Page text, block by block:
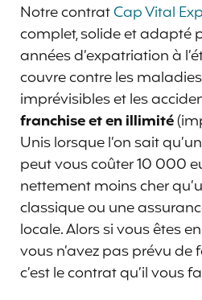
Notre contratCap Vital
complet, solide et adapté
années d’expatriation à
couvre contre les
imprévisibles et les
franchise et en illimité
Unis lorsque l’on sait
peut vous coûter 10 000
nettement moins cher
classique ou une
locale. Alors si vous êtes
vous n’avez pas prévu de
c’est le contrat qu’il vous